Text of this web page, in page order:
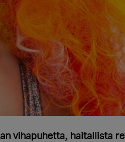
vihapuhetta, haitallista